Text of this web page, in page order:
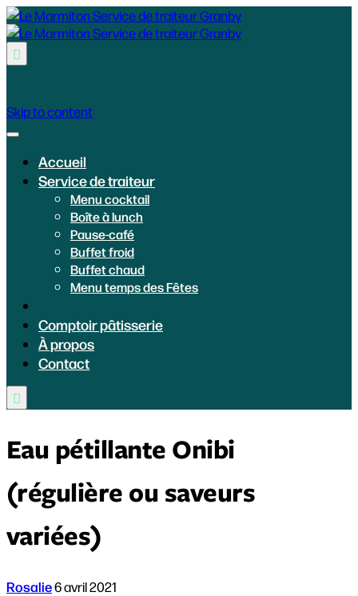

Skip to content
Accueil
Service de traiteur
Menu cocktail
Boîte à lunch
Pause-café
Buffet froid
Buffet chaud
Menu temps des Fêtes
Comptoir pâtisserie
À propos
Contact

Eau pétillante Onibi
(régulière ou saveurs
variées)
Rosalie6 avril 2021